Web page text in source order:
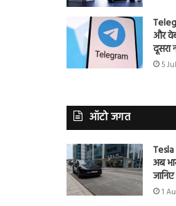
और
दूसरा
5
ऑटो जगत
अब
1